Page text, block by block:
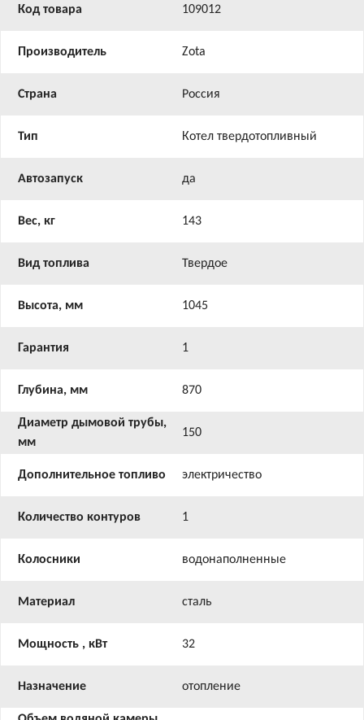
Код товара 109012
Производитель Zota
Страна Россия
Тип Котел твердотопливный
Автозапуск да
Вес, кг 143
Вид топлива Твердое
Высота, мм 1045
Гарантия 1
Глубина, мм 870
Диаметр дымовой трубы,
мм
150
Дополнительное топливо электричество
Количество контуров 1
Колосники водонаполненные
Материал сталь
Мощность , кВт 32
Назначение отопление